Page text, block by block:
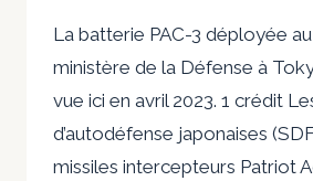
La batterie PAC-3 déployée
ministère de la Défense à
vue ici en avril 2023. 1 crédit
d’autodéfense japonaises
missiles intercepteurs Patriot